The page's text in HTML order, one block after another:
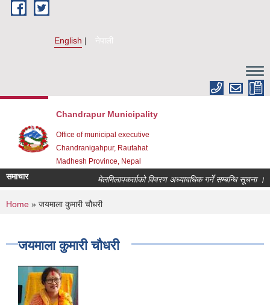
Skip to main content
English नेपाली
Chandrapur Municipality
Office of municipal executive
Chandranigahpur, Rautahat
Madhesh Province, Nepal
समाचार मेलमिलापकर्ताको विवरण अध्यावधिक गर्ने सम्बन्धि सूचना ।
You are here
Home » जयमाला कुमारी चौधरी
जयमाला कुमारी चौधरी